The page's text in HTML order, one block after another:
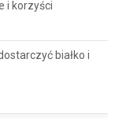
i korzyści
białko i